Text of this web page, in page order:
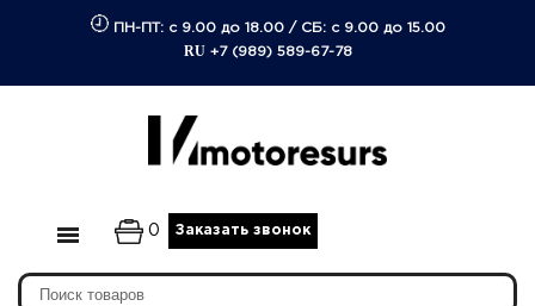
ПН-ПТ: с 9.00 до 18.00/ СБ: с 9.00 до 15.00
RU +7 (989) 589-67-78
0 Заказать звонок